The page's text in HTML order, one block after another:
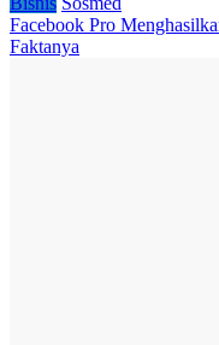
Facebook Pro
Faktanya